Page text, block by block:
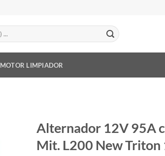
MOTOR LIMPIADOR
Alternador 12V 95A
Mit. L200 New Triton